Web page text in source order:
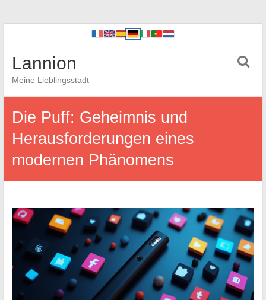
Lannion
Meine Lieblingsstadt
Die Puff: Geheimnis und
Herausforderungen eines
modernen Phänomens